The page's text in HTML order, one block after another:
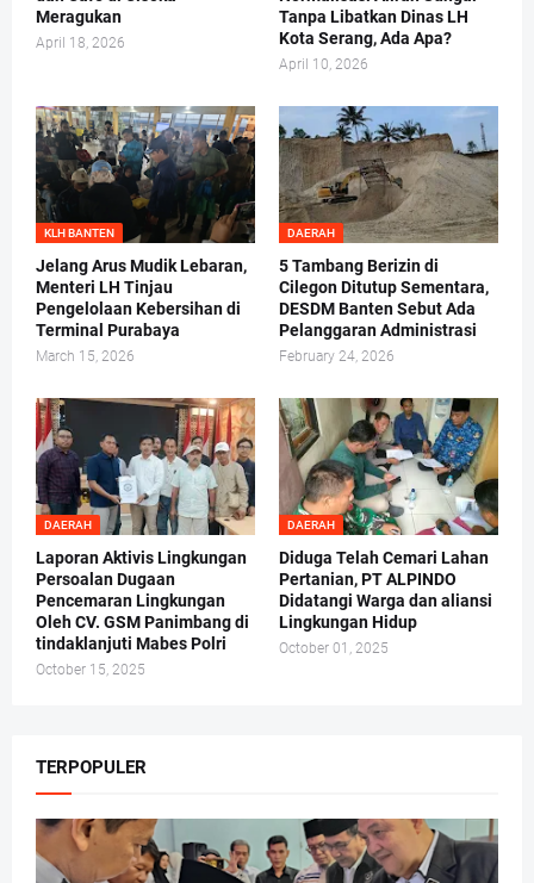
Meragukan
April 18, 2026
Tanpa Libatkan Dinas LH
Kota Serang, Ada Apa?
April 10, 2026
KLH BANTEN
Jelang Arus Mudik Lebaran,
Menteri LH Tinjau
Pengelolaan Kebersihan di
Terminal Purabaya
March 15, 2026
DAERAH
5 Tambang Berizin di
Cilegon Ditutup Sementara,
DESDM Banten Sebut Ada
Pelanggaran Administrasi
February 24, 2026
DAERAH
Laporan Aktivis Lingkungan
Persoalan Dugaan
Pencemaran Lingkungan
Oleh CV. GSM Panimbang di
tindaklanjuti Mabes Polri
October 15, 2025
DAERAH
Diduga Telah Cemari Lahan
Pertanian, PT ALPINDO
Didatangi Warga dan aliansi
Lingkungan Hidup
October 01, 2025
TERPOPULER